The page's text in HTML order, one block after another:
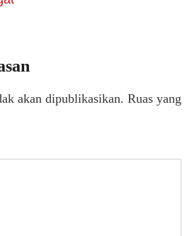
akan dipublikasikan. Ruas yang